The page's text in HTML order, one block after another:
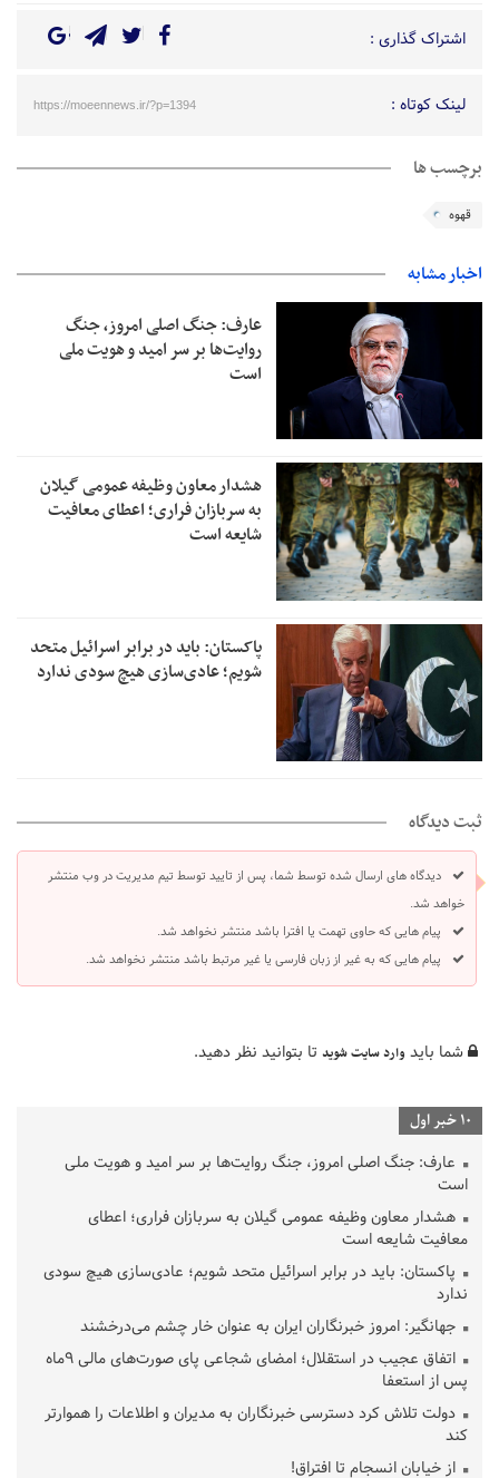
اشتراک گذاری :
لینک کوتاه : https://moeennews.ir/?p=1394
برچسب ها
قهوه
اخبار مشابه
عارف: جنگ اصلی امروز، جنگ
روایت‌ها بر سر امید و هویت ملی
است
هشدار معاون وظیفه عمومی گیلان
به سربازان فراری؛ اعطای معافیت
شایعه است
پاکستان: باید در برابر اسرائیل متحد
شویم؛ عادی‌سازی هیچ سودی ندارد
ثبت دیدگاه
دیدگاه های ارسال شده توسط شما، پس از تایید توسط تیم مدیریت در وب منتشر
خواهد شد.
پیام هایی که حاوی تهمت یا افترا باشد منتشر نخواهد شد.
پیام هایی که به غیر از زبان فارسی یا غیر مرتبط باشد منتشر نخواهد شد.
شما باید وارد سایت شوید تا بتوانید نظر دهید.
10 خبر اول
عارف: جنگ اصلی امروز، جنگ روایت‌ها بر سر امید و هویت ملی
است
هشدار معاون وظیفه عمومی گیلان به سربازان فراری؛ اعطای
معافیت شایعه است
پاکستان: باید در برابر اسرائیل متحد شویم؛ عادی‌سازی هیچ سودی
ندارد
جهانگیر: امروز خبرنگاران ایران به عنوان خار چشم می‌درخشند
اتفاق عجیب در استقلال؛ امضای شجاعی پای صورت‌های مالی ٩ماه
پس از استعفا
دولت تلاش کرد دسترسی خبرنگاران به مدیران و اطلاعات را هموارتر
کند
از خیابان انسجام تا افتراق!